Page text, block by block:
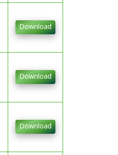
Download
Download
Download